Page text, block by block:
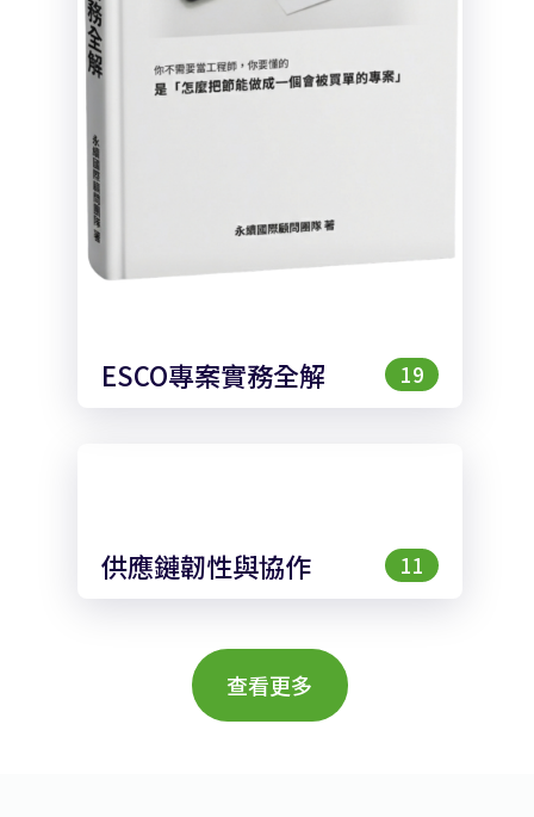
ESCO專案實務全解 19
供應鏈韌性與協作 11
查看更多